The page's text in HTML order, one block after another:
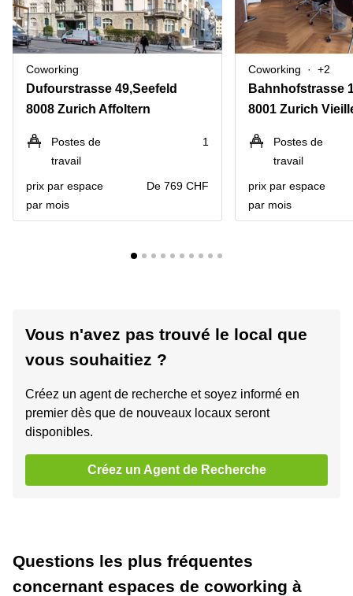
Coworking
Dufourstrasse 49,Seefeld
8008 Zurich Affoltern
Postes de
travail
1
prix par espace
par mois
De 769 CHF
Coworking +2
Bahnhofstrasse
8001 Zurich
Postes de
travail
prix par espace
par mois
Vous n'avez pas trouvé le local que
vous souhaitiez ?
Créez un agent de recherche et soyez informé en
premier dès que de nouveaux locaux seront
disponibles.
Créez un Agent de Recherche
Questions les plus fréquentes
concernant espaces de coworking à